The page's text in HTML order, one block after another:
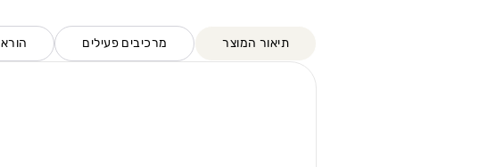
תיאור המוצר מרכיבים פעילים